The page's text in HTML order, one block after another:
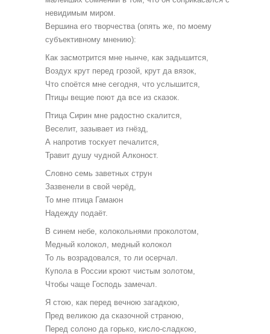
невидимым миром.
Вершина его творчества (опять же, по моему
субъективному мнению):
Как засмотрится мне нынче, как задышится,
Воздух крут перед грозой, крут да вязок,
Что споётся мне сегодня, что услышится,
Птицы вещие поют да все из сказок.
Птица Сирин мне радостно скалится,
Веселит, зазывает из гнёзд,
А напротив тоскует печалится,
Травит душу чудной Алконост.
Словно семь заветных струн
Зазвенели в свой черёд,
То мне птица Гамаюн
Надежду подаёт.
В синем небе, колокольнями проколотом,
Медный колокол, медный колокол
То ль возрадовался, то ли осерчал.
Купола в России кроют чистым золотом,
Чтобы чаще Господь замечал.
Я стою, как перед вечною загадкою,
Пред великою да сказочной страною,
Перед солоно да горько, кисло-сладкою,